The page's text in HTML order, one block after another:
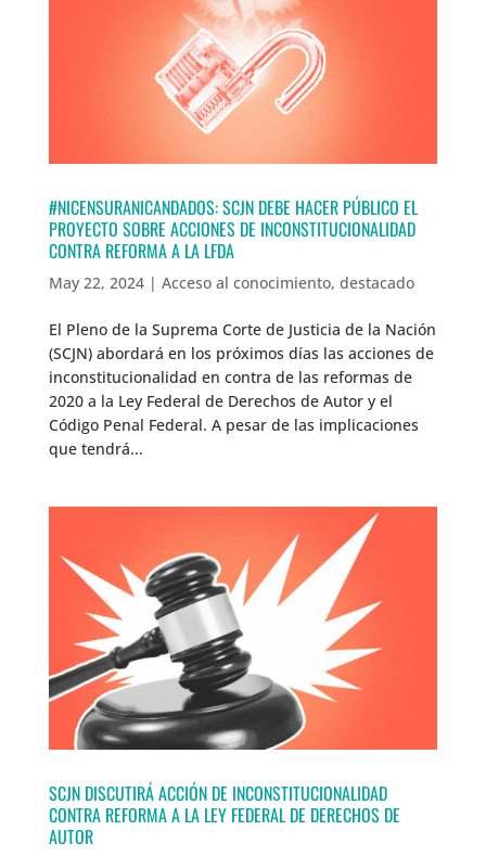
#NICENSURANICANDADOS: SCJN DEBE HACER PÚBLICO EL
PROYECTO SOBRE ACCIONES DE INCONSTITUCIONALIDAD
CONTRA REFORMA A LA LFDA
May 22, 2024| Acceso al conocimiento, destacado
El Pleno de la Suprema Corte de Justicia de la Nación
(SCJN) abordará en los próximos días las acciones de
inconstitucionalidad en contra de las reformas de
2020 a la Ley Federal de Derechos de Autor y el
Código Penal Federal. A pesar de las implicaciones
que tendrá...
SCJN DISCUTIRÁ ACCIÓN DE INCONSTITUCIONALIDAD
CONTRA REFORMA A LA LEY FEDERAL DE DERECHOS DE
AUTOR